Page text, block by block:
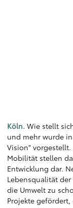
Köln. Wie stellt
und mehr wurde
Vision"
Mobilität stellen
Entwicklung dar.
Lebensqualität
die Umwelt zu
Projekte